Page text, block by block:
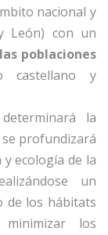
nacional y
León) con un
poblaciones
castellano y
la
profundizará
ecología de la
un
de los hábitats
minimizar los